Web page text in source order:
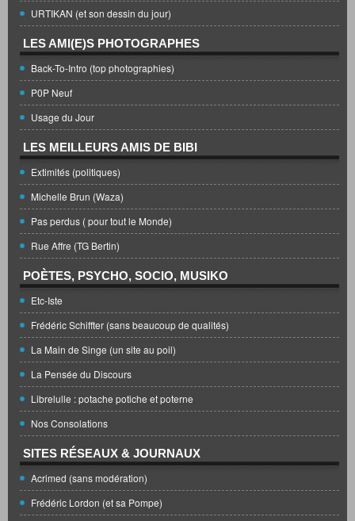
URTIKAN (et son dessin du jour)
LES AMI(E)S PHOTOGRAPHES
Back-To-Intro (top photographies)
P0P Neuf
Usage du Jour
LES MEILLEURS AMIS DE BIBI
Extimités (politiques)
Michelle Brun (Waza)
Pas perdus ( pour tout le Monde)
Rue Affre (TG Bertin)
POÈTES, PSYCHO, SOCIO, MUSIKO
Etc-Iste
Frédéric Schiffter (sans beaucoup de qualités)
La Main de Singe (un site au poil)
La Pensée du Discours
Librelulle : potache potiche et poterne
Nos Consolations
SITES RÉSEAUX & JOURNAUX
Acrimed (sans modération)
Frédéric Lordon (et sa Pompe)